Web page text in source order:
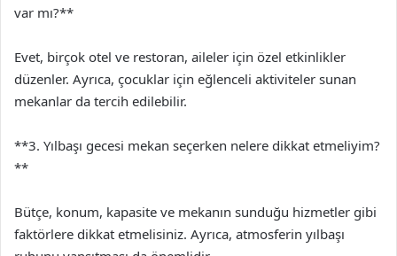
var mı?**
Evet, birçok otel ve restoran, aileler için özel etkinlikler
düzenler. Ayrıca, çocuklar için eğlenceli aktiviteler sunan
mekanlar da tercih edilebilir.
**3. Yılbaşı gecesi mekan seçerken nelere dikkat etmeliyim?
**
Bütçe, konum, kapasite ve mekanın sunduğu hizmetler gibi
faktörlere dikkat etmelisiniz. Ayrıca, atmosferin yılbaşı